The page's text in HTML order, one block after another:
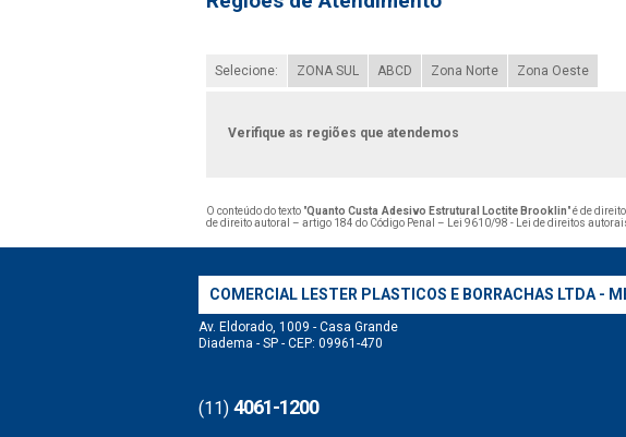
Selecione: ZONA SUL ABCD Zona Norte Zona Oeste
Verifique as regiões que atendemos
O conteúdo do texto "Quanto Custa Adesivo Estrutural Loctite Brooklin" é de
de direito autoral – artigo 184 do Código Penal –
Lei 9610/98 - Lei de direitos
COMERCIAL LESTER PLASTICOS E BORRACHAS LTDA -
Av. Eldorado, 1009 - Casa Grande
Diadema - SP - CEP: 09961-470
(11) 4061-1200